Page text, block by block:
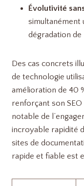
Évolutivité
simultanément
dégradation
Des cas concrets
de technologie
amélioration de 40
renforçant son
notable de
incroyable rapidité
sites de
rapide et fiable est